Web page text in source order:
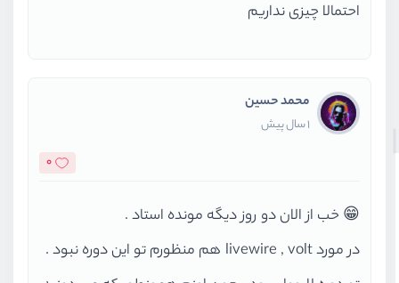
احتمالا چیزی نداریم
محمد حسین
1 سال پیش
0
😁 خب از الان دو روز دیگه مونده استاد .
در مورد livewire , volt هم منظورم تو این دوره نبود .